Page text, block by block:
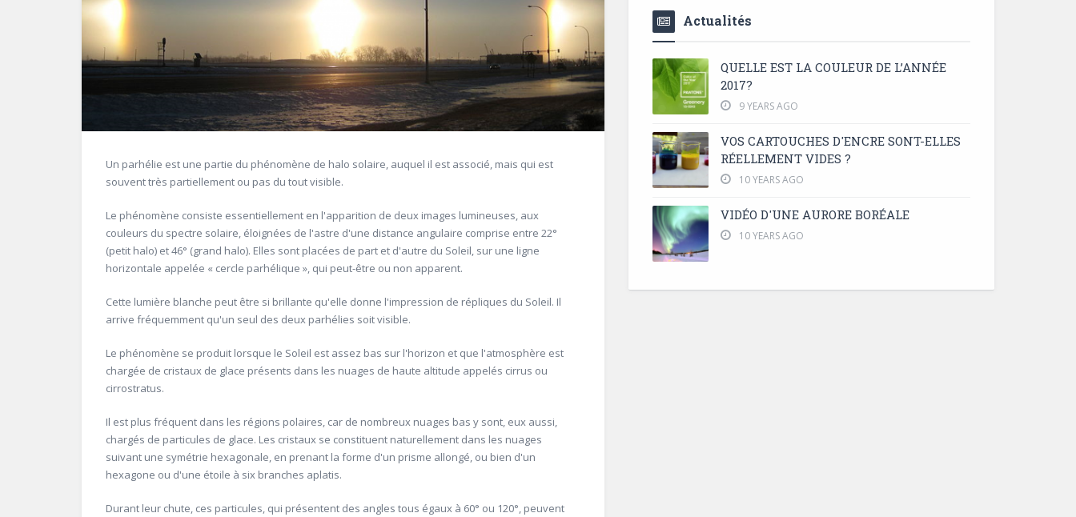
Un parhélie est une partie du phénomène de halo solaire, auquel il est associé, mais qui est
souvent très partiellement ou pas du tout visible.
Le phénomène consiste essentiellement en l'apparition de deux images lumineuses, aux
couleurs du spectre solaire, éloignées de l'astre d'une distance angulaire comprise entre 22°
(petit halo) et 46° (grand halo). Elles sont placées de part et d'autre du Soleil, sur une ligne
horizontale appelée « cercle parhélique », qui peut-être ou non apparent.
Cette lumière blanche peut être si brillante qu'elle donne l'impression de répliques du Soleil. Il
arrive fréquemment qu'un seul des deux parhélies soit visible.
Le phénomène se produit lorsque le Soleil est assez bas sur l'horizon et que l'atmosphère est
chargée de cristaux de glace présents dans les nuages de haute altitude appelés cirrus ou
cirrostratus.
Il est plus fréquent dans les régions polaires, car de nombreux nuages bas y sont, eux aussi,
chargés de particules de glace. Les cristaux se constituent naturellement dans les nuages
suivant une symétrie hexagonale, en prenant la forme d'un prisme allongé, ou bien d'un
hexagone ou d'une étoile à six branches aplatis.
Durant leur chute, ces particules, qui présentent des angles tous égaux à 60° ou 120°, peuvent
Actualités
QUELLE EST LA COULEUR DE L’ANNÉE
2017?
9 YEARS AGO
VOS CARTOUCHES D'ENCRE SONT-ELLES
RÉELLEMENT VIDES ?
10 YEARS AGO
VIDÉO D'UNE AURORE BORÉALE
10 YEARS AGO